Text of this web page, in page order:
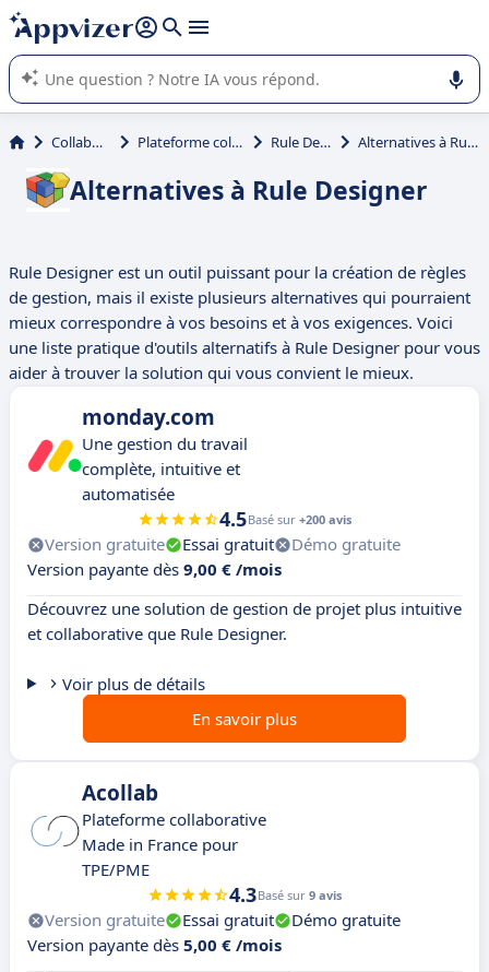
répondre (plusieurs lignes avec
L'IA de Appvizer vous guide dans l'utilisation ou la sélection de
logiciel SaaS en entreprise.
Collaboration Plateforme collaborative Rule Designer Alternatives à Rule Designer
Alternatives à Rule Designer
Rule Designer est un outil puissant pour la création de règles
de gestion, mais il existe plusieurs alternatives qui pourraient
mieux correspondre à vos besoins et à vos exigences. Voici
une liste pratique d'outils alternatifs à Rule Designer pour vous
aider à trouver la solution qui vous convient le mieux.
monday.com
Une gestion du travail
complète, intuitive et
automatisée
4.5Basé sur +200 avis
Version gratuite Essai gratuit
Démo gratuite
Version payante dès 9,00 € /mois
Découvrez une solution de gestion de projet plus intuitive
et collaborative que Rule Designer.
Voir plus de détails
En savoir plus
Acollab
Plateforme collaborative
Made in France pour
TPE/PME
4.3Basé sur 9 avis
Version gratuite Essai gratuit
Démo gratuite
Version payante dès 5,00 € /mois